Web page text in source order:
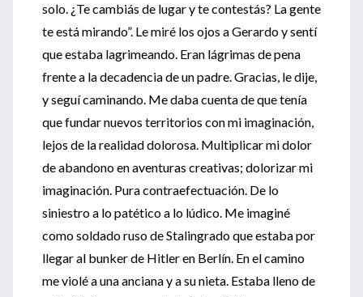
solo. ¿Te cambiás de lugar y te contestás? La gente
te está mirando”. Le miré los ojos a Gerardo y sentí
que estaba lagrimeando. Eran lágrimas de pena
frente a la decadencia de un padre. Gracias, le dije,
y seguí caminando. Me daba cuenta de que tenía
que fundar nuevos territorios con mi imaginación,
lejos de la realidad dolorosa. Multiplicar mi dolor
de abandono en aventuras creativas; dolorizar mi
imaginación. Pura contraefectuación. De lo
siniestro a lo patético a lo lúdico. Me imaginé
como soldado ruso de Stalingrado que estaba por
llegar al bunker de Hitler en Berlín. En el camino
me violé a una anciana y a su nieta. Estaba lleno de